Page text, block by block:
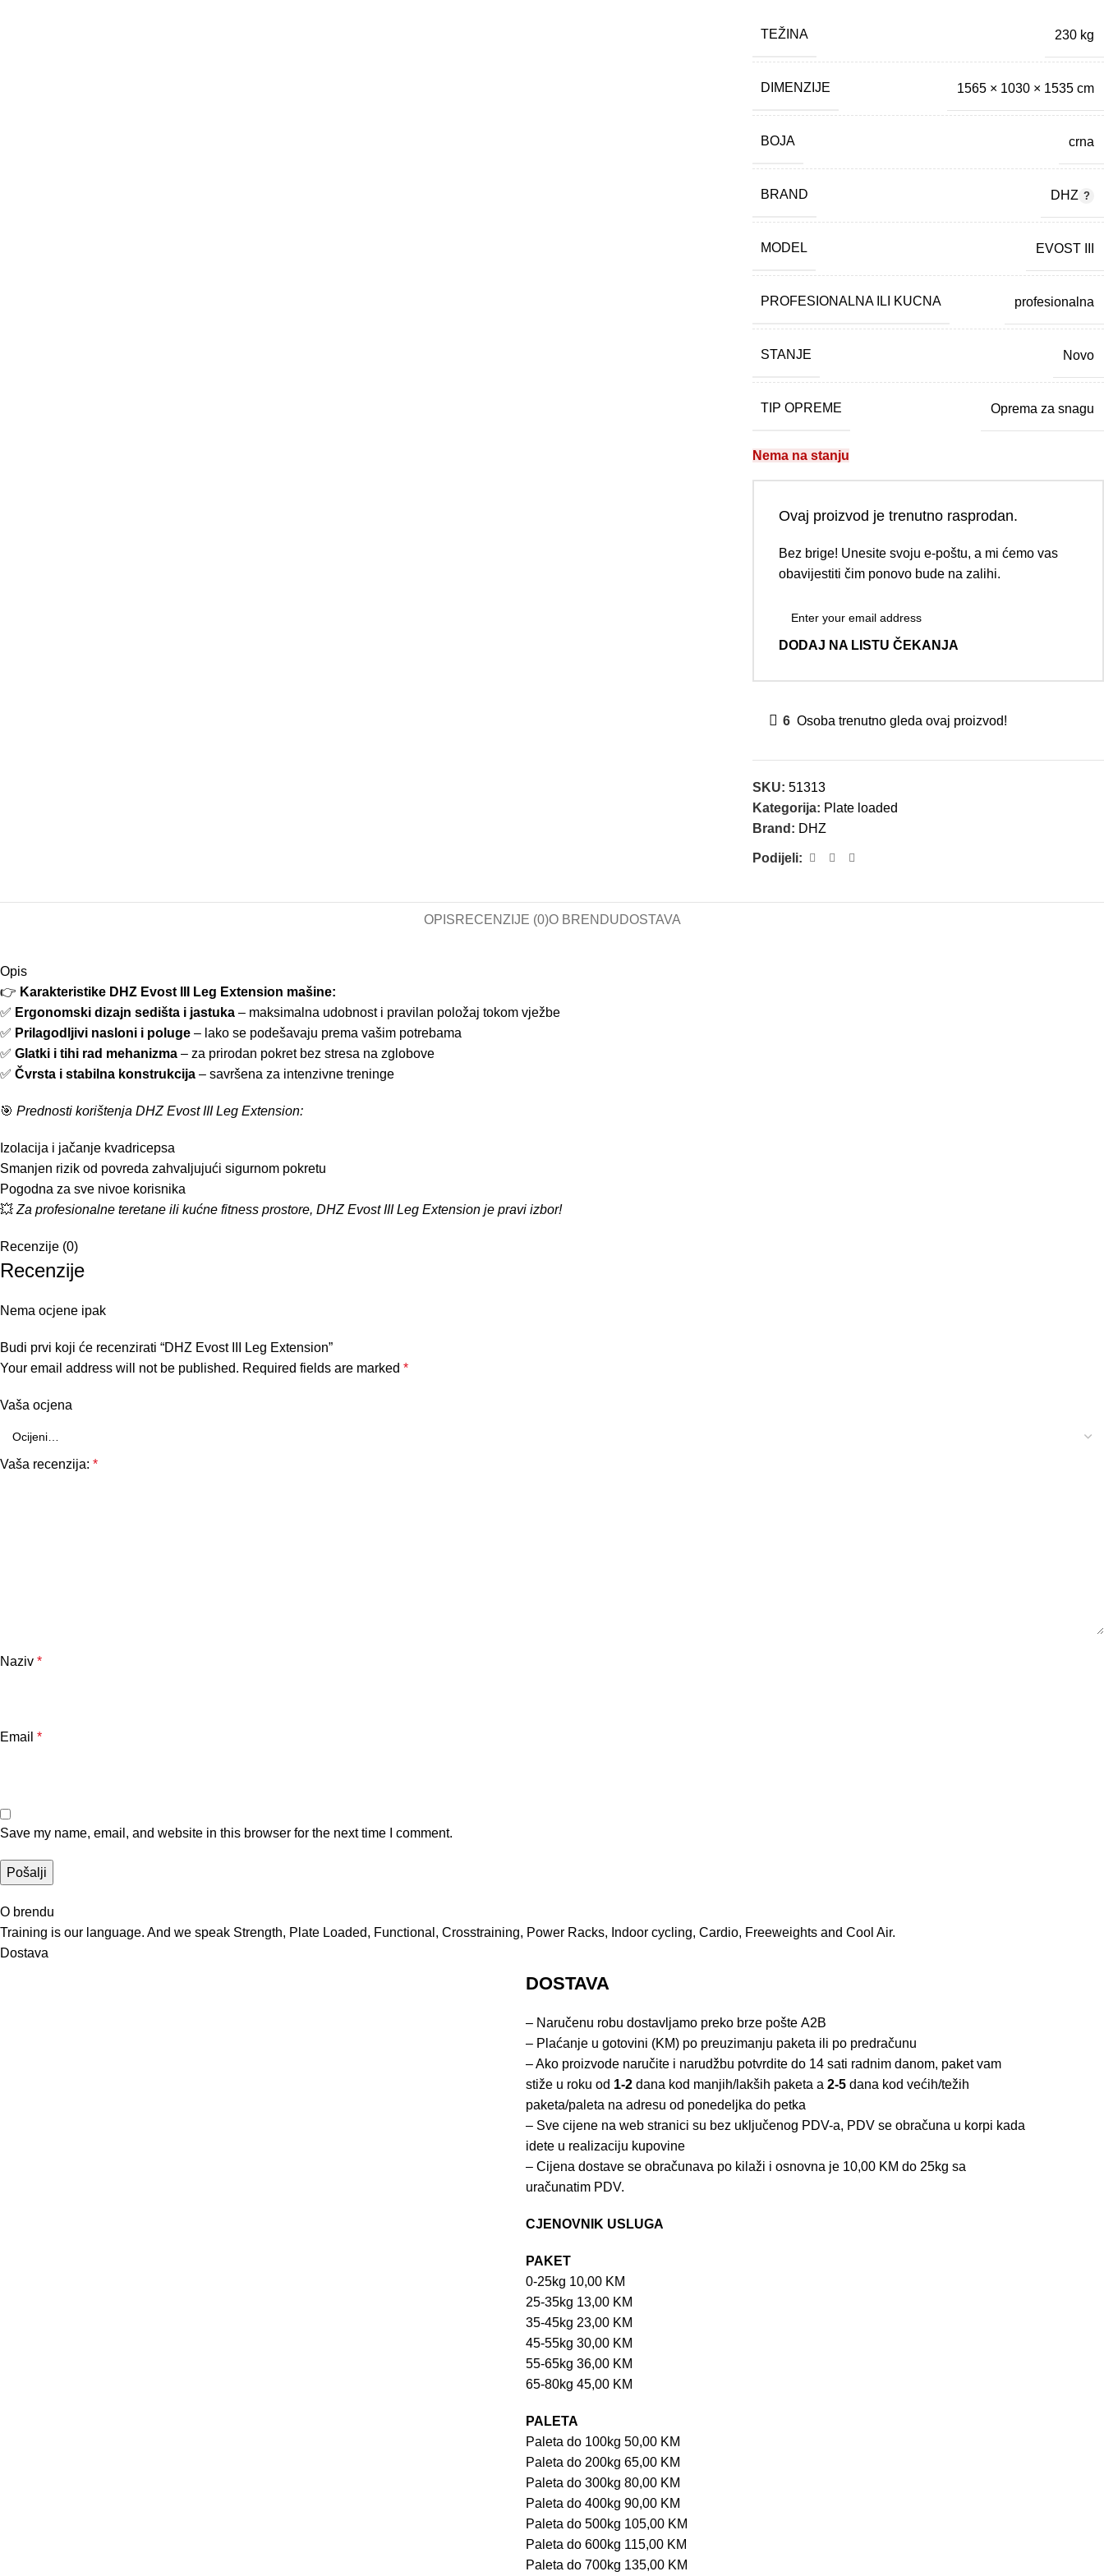
TEŽINA 230 kg
DIMENZIJE 1565 × 1030 × 1535 cm
BOJA crna
BRAND DHZ
MODEL EVOST III
PROFESIONALNA ILI KUCNA profesionalna
STANJE Novo
TIP OPREME Oprema za snagu
Nema na stanju
Ovaj proizvod je trenutno rasprodan.
Bez brige! Unesite svoju e-poštu, a mi ćemo vas
obavijestiti čim ponovo bude na zalihi.
DODAJ NA LISTU ČEKANJA
6 Osoba trenutno gleda ovaj proizvod!
SKU: 51313
Kategorija: Plate loaded
Brand: DHZ
Podijeli:
OPISRECENZIJE (0)O BRENDUDOSTAVA
Opis
👉 Karakteristike DHZ Evost III Leg Extension mašine:
✅ Ergonomski dizajn sedišta i jastuka – maksimalna udobnost i pravilan položaj tokom vježbe
✅ Prilagodljivi nasloni i poluge – lako se podešavaju prema vašim potrebama
✅ Glatki i tihi rad mehanizma – za prirodan pokret bez stresa na zglobove
✅ Čvrsta i stabilna konstrukcija – savršena za intenzivne treninge
🎯 Prednosti korištenja DHZ Evost III Leg Extension:
Izolacija i jačanje kvadricepsa
Smanjen rizik od povreda zahvaljujući sigurnom pokretu
Pogodna za sve nivoe korisnika
💥Za profesionalne teretane ili kućne fitness prostore, DHZ Evost III Leg Extension je pravi izbor!
Recenzije (0)
Recenzije
Nema ocjene ipak
Budi prvi koji će recenzirati “DHZ Evost III Leg Extension”
Your email address will not be published. Required fields are marked *
Vaša ocjena
Vaša recenzija: *
Naziv *
Email *
Save my name, email, and website in this browser for the next time I comment.
O brendu
Training is our language. And we speak Strength, Plate Loaded, Functional, Crosstraining, Power Racks, Indoor cycling, Cardio, Freeweights and Cool Air.
Dostava
DOSTAVA
– Naručenu robu dostavljamo preko brze pošte A2B
– Plaćanje u gotovini (KM) po preuzimanju paketa ili po predračunu
– Ako proizvode naručite i narudžbu potvrdite do 14 sati radnim danom, paket vam
stiže u roku od 1-2 dana kod manjih/lakših paketa a 2-5 dana kod većih/težih
paketa/paleta na adresu od ponedeljka do petka
– Sve cijene na web stranici su bez uključenog PDV-a, PDV se obračuna u korpi kada
idete u realizaciju kupovine
– Cijena dostave se obračunava po kilaži i osnovna je 10,00 KM do 25kg sa
uračunatim PDV.
CJENOVNIK USLUGA
PAKET
0-25kg 10,00 KM
25-35kg 13,00 KM
35-45kg 23,00 KM
45-55kg 30,00 KM
55-65kg 36,00 KM
65-80kg 45,00 KM
PALETA
Paleta do 100kg 50,00 KM
Paleta do 200kg 65,00 KM
Paleta do 300kg 80,00 KM
Paleta do 400kg 90,00 KM
Paleta do 500kg 105,00 KM
Paleta do 600kg 115,00 KM
Paleta do 700kg 135,00 KM